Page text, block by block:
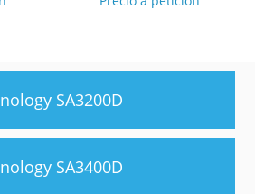
SA3200D
SA3400D